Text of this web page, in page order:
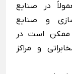
در صنایع
و صنایع
ممکن است در
و مراکز